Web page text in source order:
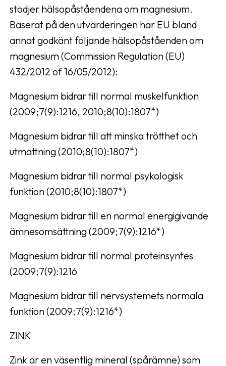
stödjer hälsopåståendena om magnesium.
Baserat på den utvärderingen har EU bland
annat godkänt följande hälsopåståenden om
magnesium (Commission Regulation (EU)
432/2012 of 16/05/2012):
Magnesium bidrar till normal muskelfunktion
(2009;7(9):1216, 2010;8(10):1807*)
Magnesium bidrar till att minska trötthet och
utmattning (2010;8(10):1807*)
Magnesium bidrar till normal psykologisk
funktion (2010;8(10):1807*)
Magnesium bidrar till en normal energigivande
ämnesomsättning (2009;7(9):1216*)
Magnesium bidrar till normal proteinsyntes
(2009;7(9):1216
Magnesium bidrar till nervsystemets normala
funktion (2009;7(9):1216*)
ZINK
Zink är en väsentlig mineral (spårämne) som